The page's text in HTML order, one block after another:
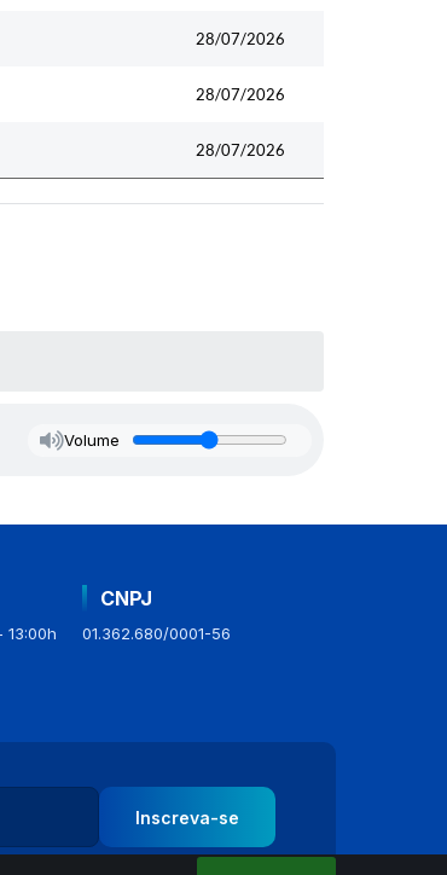
28/07/2026
28/07/2026
28/07/2026
Volume
13:00h
CNPJ
01.362.680/0001-56
Inscreva-se